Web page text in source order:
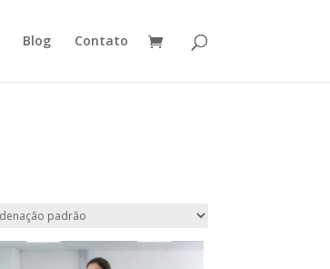
Blog Contato